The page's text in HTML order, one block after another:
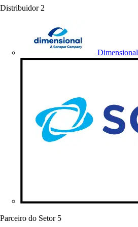
Distribuidor 2
Dimensional
Parceiro do Setor 5